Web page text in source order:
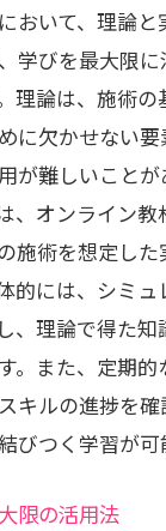
おいて、理論と
学びを最大限
理論は、施術の
に欠かせない
が難しいこと
、オンライン
施術を想定し
的には、シミ
、理論で得た
。また、定期
キルの進捗を確
びつく学習が可
限の活用法